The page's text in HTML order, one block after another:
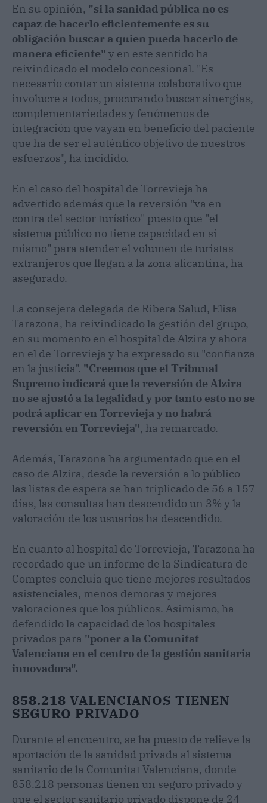
En su opinión, "si la sanidad pública no es
capaz de hacerlo eficientemente es su
obligación buscar a quien pueda hacerlo de
manera eficiente" y en este sentido ha
reivindicado el modelo concesional. "Es
necesario contar un sistema colaborativo que
involucre a todos, procurando buscar sinergias,
complementariedades y fenómenos de
integración que vayan en beneficio del paciente
que ha de ser el auténtico objetivo de nuestros
esfuerzos", ha incidido.
En el caso del hospital de Torrevieja ha
advertido además que la reversión "va en
contra del sector turístico" puesto que "el
sistema público no tiene capacidad en sí
mismo" para atender el volumen de turistas
extranjeros que llegan a la zona alicantina, ha
asegurado.
La consejera delegada de Ribera Salud, Elisa
Tarazona, ha reivindicado la gestión del grupo,
en su momento en el hospital de Alzira y ahora
en el de Torrevieja y ha expresado su "confianza
en la justicia". "Creemos que el Tribunal
Supremo indicará que la reversión de Alzira
no se ajustó a la legalidad y por tanto esto no se
podrá aplicar en Torrevieja y no habrá
reversión en Torrevieja", ha remarcado.
Además, Tarazona ha argumentado que en el
caso de Alzira, desde la reversión a lo público
las listas de espera se han triplicado de 56 a 157
días, las consultas han descendido un 3% y la
valoración de los usuarios ha descendido.
En cuanto al hospital de Torrevieja, Tarazona ha
recordado que un informe de la Sindicatura de
Comptes concluía que tiene mejores resultados
asistenciales, menos demoras y mejores
valoraciones que los públicos. Asimismo, ha
defendido la capacidad de los hospitales
privados para "poner a la Comunitat
Valenciana en el centro de la gestión sanitaria
innovadora".
858.218 VALENCIANOS TIENEN
SEGURO PRIVADO
Durante el encuentro, se ha puesto de relieve la
aportación de la sanidad privada al sistema
sanitario de la Comunitat Valenciana, donde
858.218 personas tienen un seguro privado y
que el sector sanitario privado dispone de 24